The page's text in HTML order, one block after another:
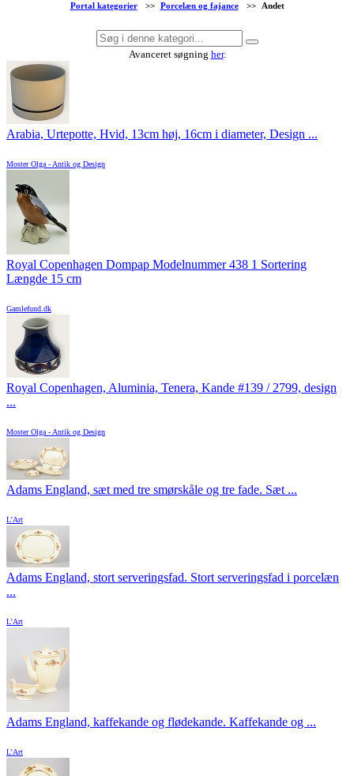
Portal kategorier >> Porcelæn og fajance >> Andet
Avanceret søgning her.
Arabia, Urtepotte, Hvid, 13cm høj, 16cm i diameter, Design ...
Moster Olga - Antik og Design
Royal Copenhagen Dompap Modelnummer 438 1 Sortering
Længde 15 cm
Gamlefund.dk
Royal Copenhagen, Aluminia, Tenera, Kande #139 / 2799, design
...
Moster Olga - Antik og Design
Adams England, sæt med tre smørskåle og tre fade. Sæt ...
L'Art
Adams England, stort serveringsfad. Stort serveringsfad i porcelæn
...
L'Art
Adams England, kaffekande og flødekande. Kaffekande og ...
L'Art